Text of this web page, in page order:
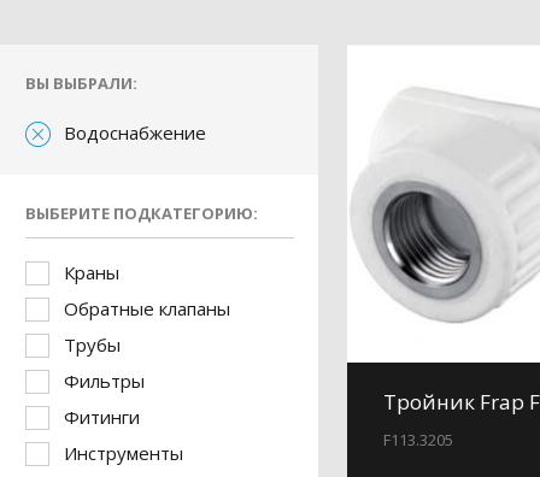
ВЫ ВЫБРАЛИ:
Водоснабжение
ВЫБЕРИТЕ ПОДКАТЕГОРИЮ:
Краны
Обратные клапаны
Трубы
Фильтры
Фитинги
Инструменты
Тройник Frap
F113.3205